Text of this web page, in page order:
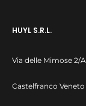
HUYL S.R.L.
Via delle Mimose 2/A
Castelfranco Veneto